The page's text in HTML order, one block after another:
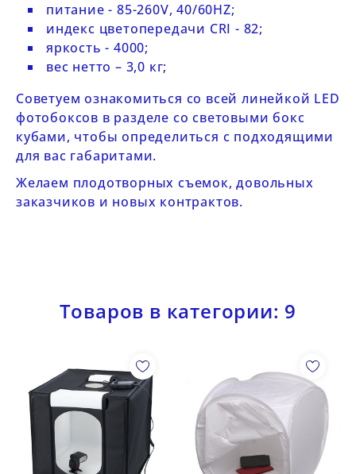
питание - 85-260V, 40/60HZ;
индекс цветопередачи CRI - 82;
яркость - 4000;
вес нетто – 3,0 кг;
Советуем ознакомиться со всей линейкой LED
фотобоксов в разделе сосветовыми бокс
кубами, чтобы определиться с подходящими
для вас габаритами.
Желаем плодотворных съемок, довольных
заказчиков и новых контрактов.
Товаров в категории: 9